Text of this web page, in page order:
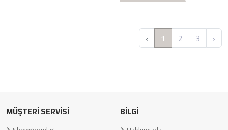
‹ 1 2 3 ›
MÜŞTERİ SERVİSİ BİLGİ